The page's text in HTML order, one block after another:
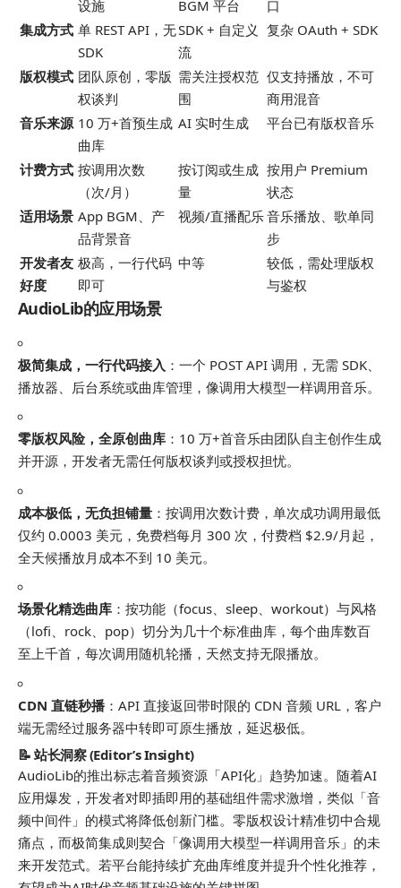
设施 BGM 平台
口
集成方式 单 REST API，无
SDK
SDK + 自定义
流
复杂 OAuth + SDK
版权模式 团队原创，零版
权谈判
需关注授权范
围
仅支持播放，不可
商用混音
音乐来源 10 万+首预生成
曲库
AI 实时生成 平台已有版权音乐
计费方式 按调用次数
（次/月）
按订阅或生成
量
按用户 Premium
状态
适用场景 App BGM、产
品背景音
视频/直播配乐音乐播放、歌单同
步
开发者友
好度
极高，一行代码
即可
中等
较低，需处理版权
与鉴权
AudioLib的应用场景
极简集成，一行代码接入 ：一个 POST API 调用，无需 SDK、
播放器、后台系统或曲库管理，像调用大模型一样调用音乐。
零版权风险，全原创曲库 ：10 万+首音乐由团队自主创作生成
并开源，开发者无需任何版权谈判或授权担忧。
成本极低，无负担铺量 ：按调用次数计费，单次成功调用最低
仅约 0.0003 美元，免费档每月 300 次，付费档 $2.9/月起，
全天候播放月成本不到 10 美元。
场景化精选曲库 ：按功能（focus、sleep、workout）与风格
（lofi、rock、pop）切分为几十个标准曲库，每个曲库数百
至上千首，每次调用随机轮播，天然支持无限播放。
CDN 直链秒播 ：API 直接返回带时限的 CDN 音频 URL，客户
端无需经过服务器中转即可原生播放，延迟极低。
📝 站长洞察 (Editor’s Insight)
AudioLib的推出标志着音频资源「API化」趋势加速。随着AI
应用爆发，开发者对即插即用的基础组件需求激增，类似「音
频中间件」的模式将降低创新门槛。零版权设计精准切中合规
痛点，而极简集成则契合「像调用大模型一样调用音乐」的未
来开发范式。若平台能持续扩充曲库维度并提升个性化推荐，